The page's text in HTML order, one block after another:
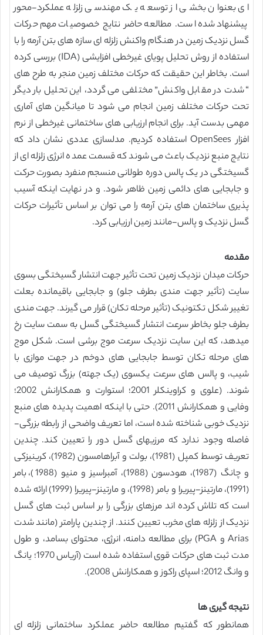
ای بعنوان بخشی از توسعه یک مهندسی زلزله عملکرد-محور
پیشنهاد شده است. مطالعه حاضر نتایج خصوصیات مهم حرکات
گسل نزدیک زمین در هنگام واکنش زلزله ای سازه های بتن آرمه را با
استفاده از روش تحلیل پویای غیرخطی افزایشی (IDA) بررسی کرده
است. بخاطر این حقیقت که حرکات مختلف زمین منجر به طرح های
“شدت در مقابل واکنش” مختلفی می گردد، این تحلیل بار دیگر
تحت حرکات مختلف زمین انجام می شود تا میانگین های آماری
مهمی بدست آید. برای انجام ارزیابی های ساختمانی غیرخطی از نرم
افزار OpenSees استفاده کردیم. مدلسازی عددی نشان داد که
نتایج منبع نزدیک باعث می شوند که قسمت عمده انرژی زلزله ای از
گسیختگی در یک پالس دوره طولانی منسجم منفرد بصورت حرکت
و جابجایی های دائمی زمین ظاهر شود. و در نهایت اینکه آسیب
پذیری ساختمان های بتن آرمه را می توان بر اساس تأثیرات حرکات
گسل نزدیک و پالس-مانند زمین ارزیابی کرد.
مقدمه
حرکات میدان نزدیک زمین تحت تأثیر جهت انتشار گسیختگی بسوی
سایت (تأثیر جهت مندی بطرف جلو) و جابجایی باقیمانده بعلت
تغییر شکل تکتونیک (تأثیر مرحله تکان) قرار می گیرند. جهت مندی
بطرف جلو بخاطر سرعت انتشار گسیختگی گسل به سمت سایت رخ
میدهد، که این سایت نزدیک سرعت موج برشی است. شکل موج
های مرحله تکان توسط جابجایی های دوخم در جهت موازی با
شیب، و پالس های سرعت یکسوی (یک جهته) بزرگ توصیف می
شوند. (علوی و کراوینکلر 2001؛ استوارت و همکارانش 2002؛
وفایی و همکارانش 2011). حتی با اینکه اهمیت پدیده های منبع
نزدیک خوبی شناخته شده است، اما تعریف واضحی از رابطه بزرگی-
فاصله وجود ندارد که مرزیهای گسل دور را تعیین کند. چندین
تعریف توسط کمپل (1981)، بولت و آبراهامسون (1982)، کرینیزکی
و چانگ (1987)، هودسون (1988)، آمبراسیز و منیو (1988)، بامر
(1991)، مارتینز-پیریرا و بامر (1998)، و مارتینز-پیریرا (1999) ارائه شده
است که تلاش کرده اند مرزهای بزرگی را بر اساس ثبت های گسل
نزدیک از زلزله های مخرب تعیین کنند. از چندین پارامتر (مانند شدت
Arias و PGA) برای مطالعه دامنه، انرژی، محتوای بسامد، و طول
مدت ثبت های حرکات قوی استفاده شده است (آریاس 1970؛ یانگ
و وانگ 2012؛ اسپای راکوز و همکارانش 2008).
نتیجه گیری ها
همانطور که گفتیم مطالعه حاضر عملکرد ساختمانی زلزله ای